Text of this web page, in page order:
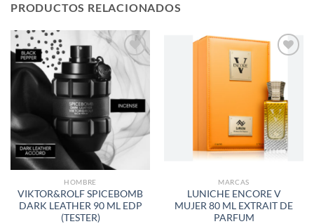
PRODUCTOS RELACIONADOS
AÑADIR
A LA
LISTA
DE
DESEOS
HOMBRE
VIKTOR&ROLF SPICEBOMB
DARK LEATHER 90 ML EDP
(TESTER)
AÑADIR
A LA
LISTA
DE
DESEOS
MARCAS
LUNICHE ENCORE V
MUJER 80 ML EXTRAIT DE
PARFUM